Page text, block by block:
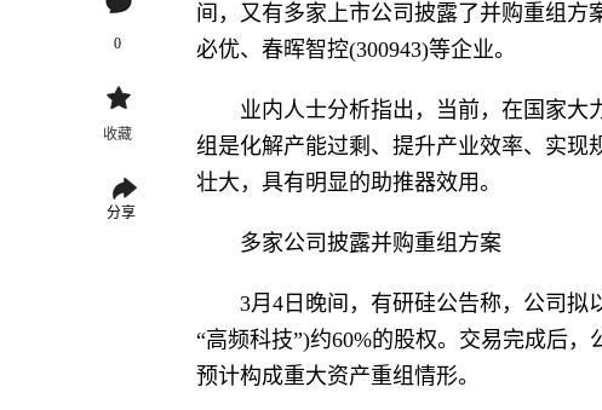
0
收藏
分享
间，又有多家上市公司披露了并购重组方
必优、春晖智控(300943)等企业。
业内人士分析指出，当前，在国家大
组是化解产能过剩、提升产业效率、实
壮大，具有明显的助推器效用。
多家公司披露并购重组方案
3月4日晚间，有研硅公告称，公司拟
“高频科技”)约60%的股权。交易完成后
预计构成重大资产重组情形。